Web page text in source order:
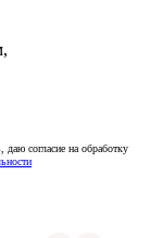
согласие на обработку